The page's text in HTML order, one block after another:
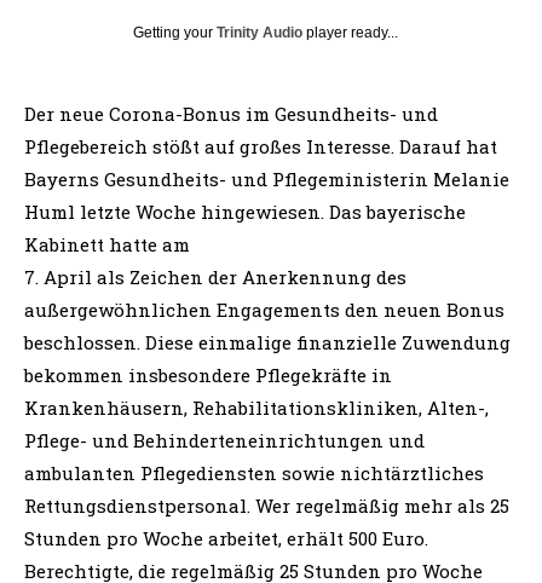
Getting your Trinity Audio player ready...
Der neue Corona-Bonus im Gesundheits- und
Pflegebereich stößt auf großes Interesse. Darauf hat
Bayerns Gesundheits- und Pflegeministerin Melanie
Huml letzte Woche hingewiesen. Das bayerische
Kabinett hatte am
7. April als Zeichen der Anerkennung des
außergewöhnlichen Engagements den neuen Bonus
beschlossen. Diese einmalige finanzielle Zuwendung
bekommen insbesondere Pflegekräfte in
Krankenhäusern, Rehabilitationskliniken, Alten-,
Pflege- und Behinderteneinrichtungen und
ambulanten Pflegediensten sowie nichtärztliches
Rettungsdienstpersonal. Wer regelmäßig mehr als 25
Stunden pro Woche arbeitet, erhält 500 Euro.
Berechtigte, die regelmäßig 25 Stunden pro Woche